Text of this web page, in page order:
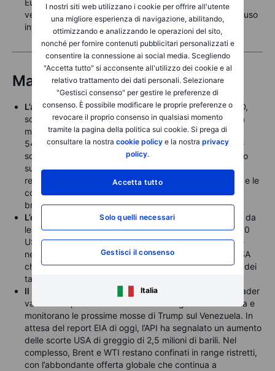
I nostri siti web utilizzano i cookie per offrire all'utente
una migliore esperienza di navigazione, abilitando,
ottimizzando e analizzando le operazioni del sito,
nonché per fornire contenuti pubblicitari personalizzati e
consentire la connessione ai social media. Scegliendo
"Accetta tutto" si acconsente all'utilizzo dei cookie e al
relativo trattamento dei dati personali. Selezionare
"Gestisci consenso" per gestire le preferenze di
consenso. È possibile modificare le proprie preferenze o
revocare il proprio consenso in qualsiasi momento
tramite la pagina della politica sui cookie. Si prega di
consultare la nostra cookie policye la nostra privacy
policy.
Accetta tutto
Solo quelli necessari
Gestisci il consenso
Italia
Europa. Anche i decennali si sono stabilizzati dopo le
vendite precedenti, con il rendimento di riferimento chiuso
invariato poco sotto il 4,09%.
Materie prime
L’argento è salitoa un nuovo massimo vicino a 59 USD,
sostenuto da prospettive di offerta limitata, acquisti da
momentum e ricoperture short dopo la rottura sopra i
54,50 USD di venerdì scorso. Il rapporto oro/argento è
sceso sotto 73, un livello che dal 2021 ha spesso fornito
supporto, indicando potenziale per un’ulteriore forza
relativa dell’argento. Tuttavia, la volatilità resta elevata e le
condizioni di ipercomprato rappresentano un rischio a
breve per i rialzisti.
L’oro si comporta al momento da inseguitore
più che da
leader, e serve un superamento duraturo di quota 4.250
USD per invertire questa dinamica. Attualmente stabile
nelle prime ore europee, l’attenzione è rivolta ai dati USA
chiave che potrebbero rafforzare le attese di un taglio dei
tassi il 10 dicembre, favorevole al metallo prezioso.
Il petrolio ha mantenuto il calo di martedì
, mentre i trader
valutano la possibilità di una fine della guerra in Ucraina e
monitorano le prossime mosse di Trump sul Venezuela. In
attesa del report EIA di oggi, l’API ha segnalato un aumento
delle scorte USA di greggio di 2,5 milioni di barili. Nel
complesso, Brent e WTI restano confinati in range ristretti,
con l’abbondante offerta globale che continua a